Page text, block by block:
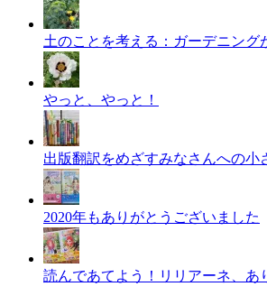
土のことを考える：ガーデニン
やっと、やっと！
出版翻訳をめざすみなさんへの小
2020年もありがとうございました
読んであてよう！リリアーネ、あ